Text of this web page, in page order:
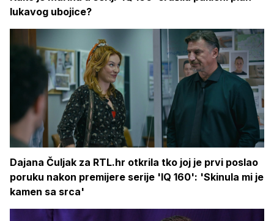
lukavog ubojice?
Dajana Čuljak za RTL.hr otkrila tko joj je prvi poslao
poruku nakon premijere serije 'IQ 160': 'Skinula mi je
kamen sa srca'